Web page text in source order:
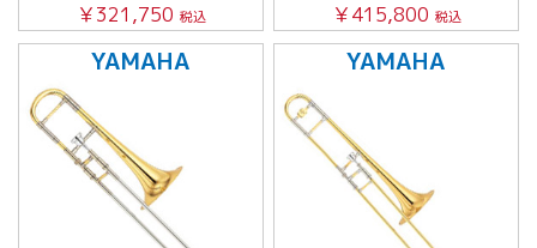
￥321,750 税込
￥415,800 税込
YAMAHA YAMAHA